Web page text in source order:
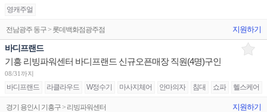
영캐주얼
전남광주 동구 > 롯데백화점광주점 지원하기
바디프랜드
기흥 리빙파워센터 바디프랜드 신규오픈매장 직원(4명)구인
08/31까지
바디프랜드 라클라우드 W정수기 마사지체어 안마의자 침대 쇼파 헬스케어
경기 용인시 기흥구 > 리빙파워센터 지원하기